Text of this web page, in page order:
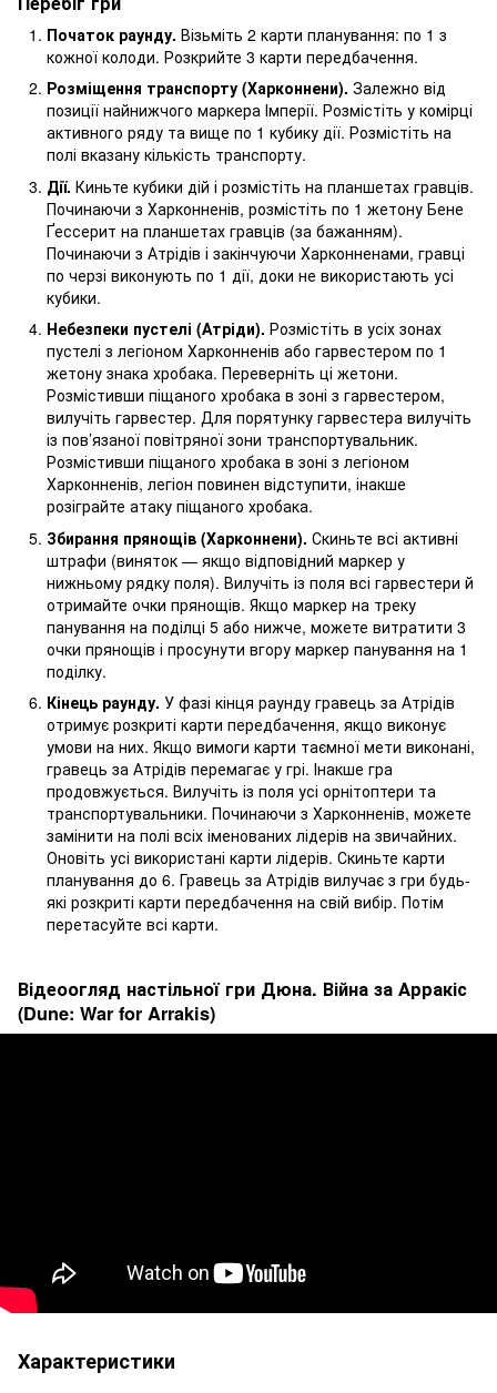
Початок раунду. Візьміть 2 карти планування: по 1 з
кожної колоди. Розкрийте 3 карти передбачення.
Розміщення транспорту (Харконнени). Залежно від
позиції найнижчого маркера Імперії. Розмістіть у комірці
активного ряду та вище по 1 кубику дії. Розмістіть на
полі вказану кількість транспорту.
Дії. Киньте кубики дій і розмістіть на планшетах гравців.
Починаючи з Харконненів, розмістіть по 1 жетону Бене
Ґессерит на планшетах гравців (за бажанням).
Починаючи з Атрідів і закінчуючи Харконненами, гравці
по черзі виконують по 1 дії, доки не використають усі
кубики.
Небезпеки пустелі (Атріди). Розмістіть в усіх зонах
пустелі з легіоном Харконненів або гарвестером по 1
жетону знака хробака. Переверніть ці жетони.
Розмістивши піщаного хробака в зоні з гарвестером,
вилучіть гарвестер. Для порятунку гарвестера вилучіть
із пов’язаної повітряної зони транспортувальник.
Розмістивши піщаного хробака в зоні з легіоном
Харконненів, легіон повинен відступити, інакше
розіграйте атаку піщаного хробака.
Збирання прянощів (Харконнени). Скиньте всі активні
штрафи (виняток — якщо відповідний маркер у
нижньому рядку поля). Вилучіть із поля всі гарвестери й
отримайте очки прянощів. Якщо маркер на треку
панування на поділці 5 або нижче, можете витратити 3
очки прянощів і просунути вгору маркер панування на 1
поділку.
Кінець раунду. У фазі кінця раунду гравець за Атрідів
отримує розкриті карти передбачення, якщо виконує
умови на них. Якщо вимоги карти таємної мети виконані,
гравець за Атрідів перемагає у грі. Інакше гра
продовжується. Вилучіть із поля усі орнітоптери та
транспортувальники. Починаючи з Харконненів, можете
замінити на полі всіх іменованих лідерів на звичайних.
Оновіть усі використані карти лідерів. Скиньте карти
планування до 6. Гравець за Атрідів вилучає з гри будь-
які розкриті карти передбачення на свій вибір. Потім
перетасуйте всі карти.
Відеоогляд настільної гри Дюна. Війна за Арракіс
(Dune: War for Arrakis)
Характеристики